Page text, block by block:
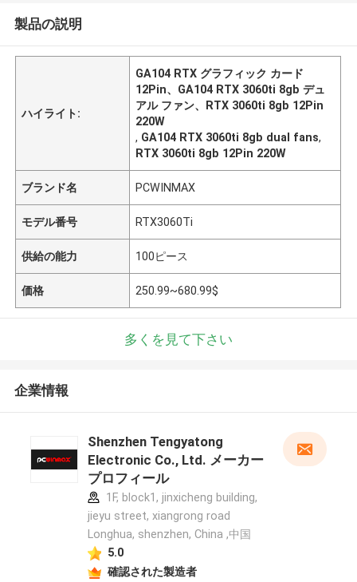
製品の説明
ハイライト:
GA104 RTX グラフィック カード
12Pin、GA104 RTX 3060ti 8gb デュ
アル ファン、RTX 3060ti 8gb 12Pin
220W
, GA104 RTX 3060ti 8gb dual fans,
RTX 3060ti 8gb 12Pin 220W
ブランド名 PCWINMAX
モデル番号 RTX3060Ti
供給の能力 100ピース
価格 250.99~680.99$
多くを見て下さい
企業情報
Shenzhen Tengyatong
Electronic Co., Ltd. メーカー
プロフィール
1F, block1, jinxicheng building,
jieyu street, xiangrong road
Longhua, shenzhen, China ,中国
5.0
確認された製造者